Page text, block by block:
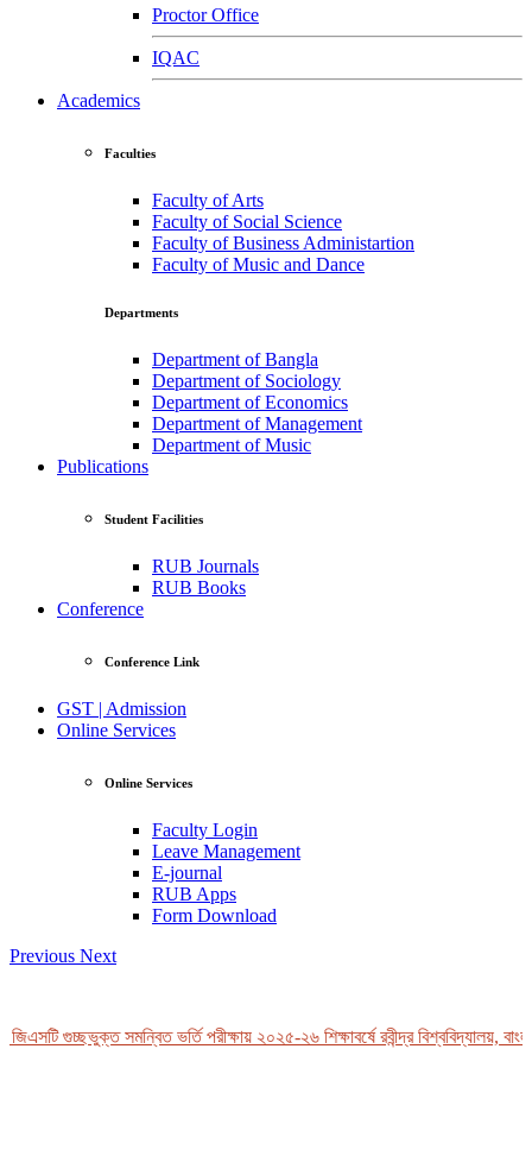
Proctor Office
IQAC
Academics
Faculties
Faculty of Arts
Faculty of Social Science
Faculty of Business Administartion
Faculty of Music and Dance
Departments
Department of Bangla
Department of Sociology
Department of Economics
Department of Management
Department of Music
Publications
Student Facilities
RUB Journals
RUB Books
Conference
Conference Link
GST | Admission
Online Services
Online Services
Faculty Login
Leave Management
E-journal
RUB Apps
Form Download
Previous Next
গুচ্ছভুক্ত সমন্বিত ভর্তি পরীক্ষায় ২০২৫-২৬ শিক্ষাবর্ষে রবীন্দ্র বিশ্ববিদ্যালয়,